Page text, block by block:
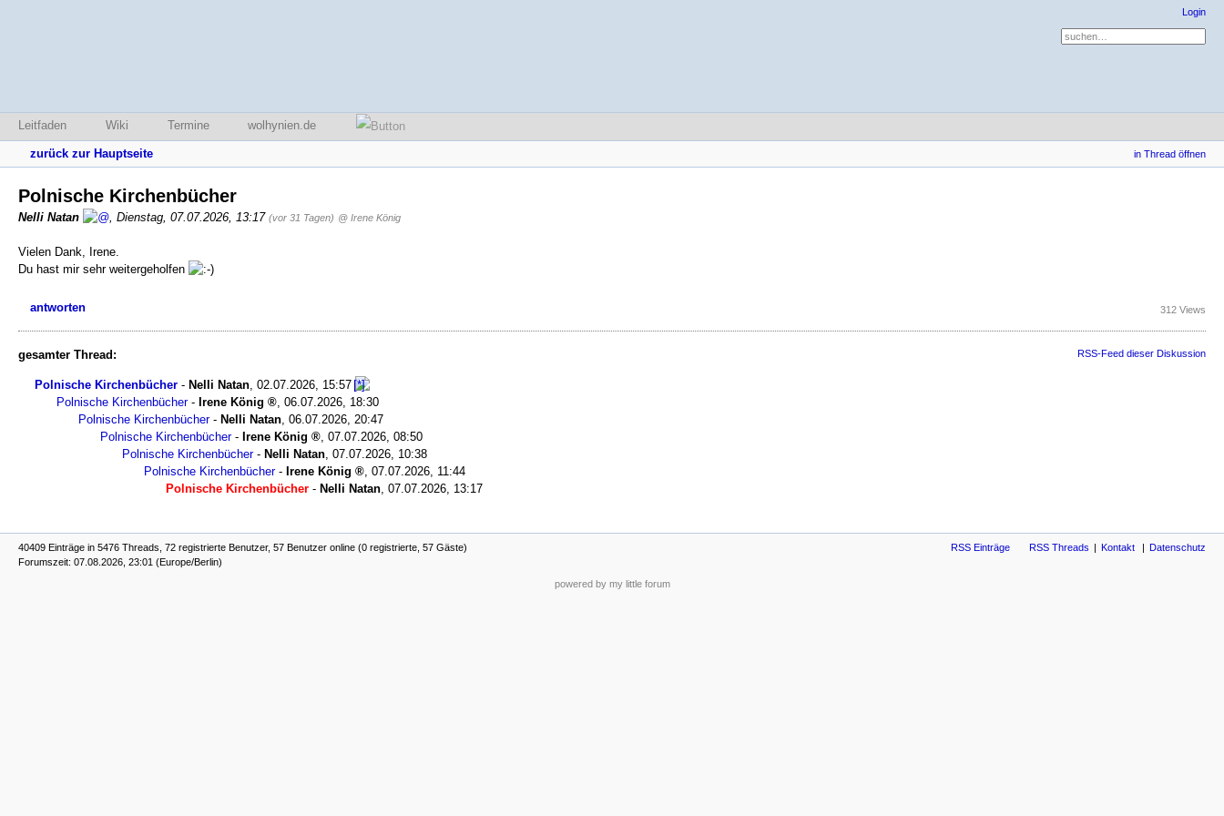
Login
Leitfaden Wiki Termine wolhynien.de
zurück zur Hauptseite in Thread öffnen
Polnische Kirchenbücher
Nelli Natan , Dienstag, 07.07.2026, 13:17 (vor 31 Tagen) @ Irene König
Vielen Dank, Irene.
Du hast mir sehr weitergeholfen
antworten 312 Views
gesamter Thread: RSS-Feed dieser Diskussion
Polnische Kirchenbücher - Nelli Natan 02.07.2026, 15:57
Polnische Kirchenbücher- Irene König
06.07.2026, 18:30
Polnische Kirchenbücher- Nelli Natan 06.07.2026, 20:47
Polnische Kirchenbücher- Irene König
07.07.2026, 08:50
Polnische Kirchenbücher- Nelli Natan 07.07.2026, 10:38
Polnische Kirchenbücher- Irene König
07.07.2026, 11:44
Polnische Kirchenbücher - Nelli Natan 07.07.2026, 13:17
40409 Einträge in 5476 Threads, 72 registrierte Benutzer, 57 Benutzer online (0 registrierte, 57 Gäste)
Forumszeit: 07.08.2026, 23:01 (Europe/Berlin)
RSS Einträge RSS Threads Kontakt Datenschutz
powered by my little forum